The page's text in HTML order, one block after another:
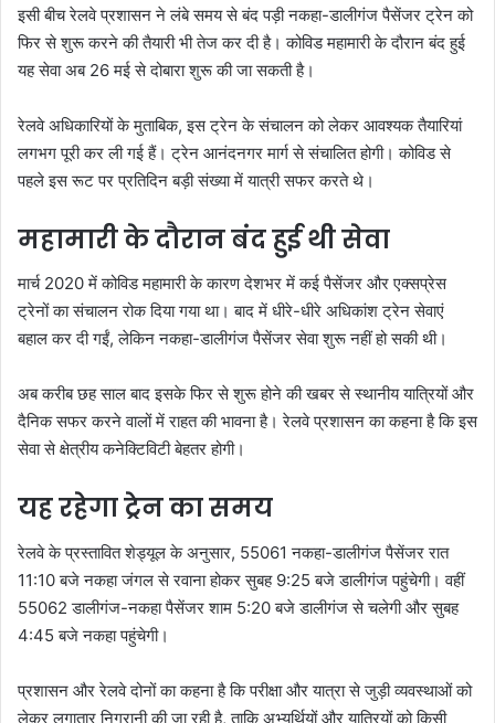
इसी बीच रेलवे प्रशासन ने लंबे समय से बंद पड़ी नकहा-डालीगंज पैसेंजर ट्रेन को
फिर से शुरू करने की तैयारी भी तेज कर दी है। कोविड महामारी के दौरान बंद हुई
यह सेवा अब 26 मई से दोबारा शुरू की जा सकती है।
रेलवे अधिकारियों के मुताबिक, इस ट्रेन के संचालन को लेकर आवश्यक तैयारियां
लगभग पूरी कर ली गई हैं। ट्रेन आनंदनगर मार्ग से संचालित होगी। कोविड से
पहले इस रूट पर प्रतिदिन बड़ी संख्या में यात्री सफर करते थे।
महामारी के दौरान बंद हुई थी सेवा
मार्च 2020 में कोविड महामारी के कारण देशभर में कई पैसेंजर और एक्सप्रेस
ट्रेनों का संचालन रोक दिया गया था। बाद में धीरे-धीरे अधिकांश ट्रेन सेवाएं
बहाल कर दी गईं, लेकिन नकहा-डालीगंज पैसेंजर सेवा शुरू नहीं हो सकी थी।
अब करीब छह साल बाद इसके फिर से शुरू होने की खबर से स्थानीय यात्रियों और
दैनिक सफर करने वालों में राहत की भावना है। रेलवे प्रशासन का कहना है कि इस
सेवा से क्षेत्रीय कनेक्टिविटी बेहतर होगी।
यह रहेगा ट्रेन का समय
रेलवे के प्रस्तावित शेड्यूल के अनुसार, 55061 नकहा-डालीगंज पैसेंजर रात
11:10 बजे नकहा जंगल से रवाना होकर सुबह 9:25 बजे डालीगंज पहुंचेगी। वहीं
55062 डालीगंज-नकहा पैसेंजर शाम 5:20 बजे डालीगंज से चलेगी और सुबह
4:45 बजे नकहा पहुंचेगी।
प्रशासन और रेलवे दोनों का कहना है कि परीक्षा और यात्रा से जुड़ी व्यवस्थाओं को
लेकर लगातार निगरानी की जा रही है, ताकि अभ्यर्थियों और यात्रियों को किसी